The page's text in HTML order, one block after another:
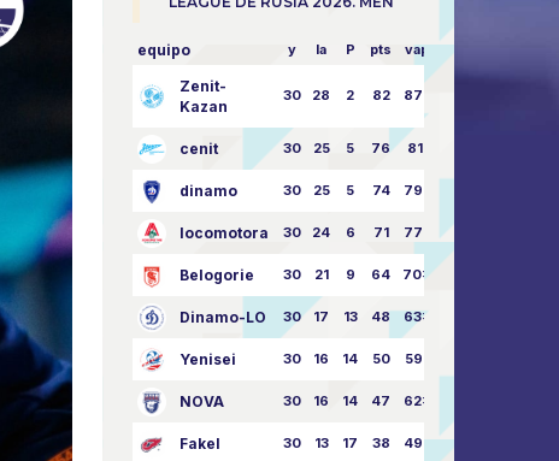
equipo y la P pts vapor
Zenit-
Kazan
30 28 2 82 87:24
cenit 30 25 5 76 81:21
dinamo 30 25 5 74 79:26
locomotora 30 24 6 71 77:33
Belogorie 30 21 9 64 70:40
Dinamo-LO 30 17 13 48 63:57
Yenisei 30 16 14 50 59:53
NOVA 30 16 14 47 62:58
Fakel 30 13 17 38 49:62